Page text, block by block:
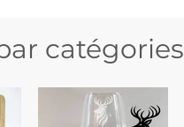
catégories